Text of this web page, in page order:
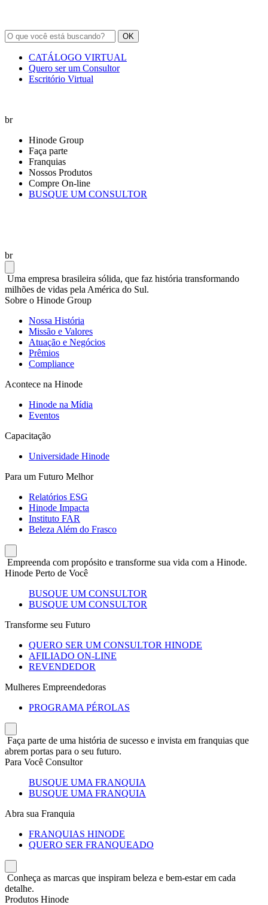
OK
CATÁLOGO VIRTUAL
Quero ser um Consultor
Escritório Virtual
br
Hinode Group
Faça parte
Franquias
Nossos Produtos
Compre On-line
BUSQUE UM CONSULTOR
br
Uma empresa brasileira sólida, que faz história transformando
milhões de vidas pela América do Sul.
Sobre o Hinode Group
Nossa História
Missão e Valores
Atuação e Negócios
Prêmios
Compliance
Acontece na Hinode
Hinode na Mídia
Eventos
Capacitação
Universidade Hinode
Para um Futuro Melhor
Relatórios ESG
Hinode Impacta
Instituto FAR
Beleza Além do Frasco
Empreenda com propósito e transforme sua vida com a Hinode.
Hinode Perto de Você
BUSQUE UM CONSULTOR
BUSQUE UM CONSULTOR
Transforme seu Futuro
QUERO SER UM CONSULTOR HINODE
AFILIADO ON-LINE
REVENDEDOR
Mulheres Empreendedoras
PROGRAMA PÉROLAS
Faça parte de uma história de sucesso e invista em franquias que
abrem portas para o seu futuro.
Para Você Consultor
BUSQUE UMA FRANQUIA
BUSQUE UMA FRANQUIA
Abra sua Franquia
FRANQUIAS HINODE
QUERO SER FRANQUEADO
Conheça as marcas que inspiram beleza e bem-estar em cada
detalhe.
Produtos Hinode